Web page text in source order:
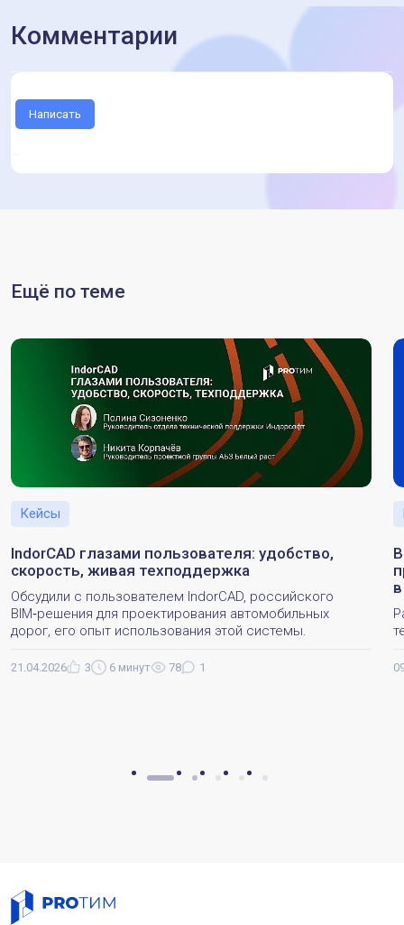
Комментарии
Написать
Ещё по теме
Кейсы
IndorCAD глазами пользователя: удобство,
скорость, живая техподдержка
Обсудили с пользователем IndorCAD, российского
BIM‑решения для проектирования автомобильных
дорог, его опыт использования этой системы.
21.04.2026 3 6 минут 78 1